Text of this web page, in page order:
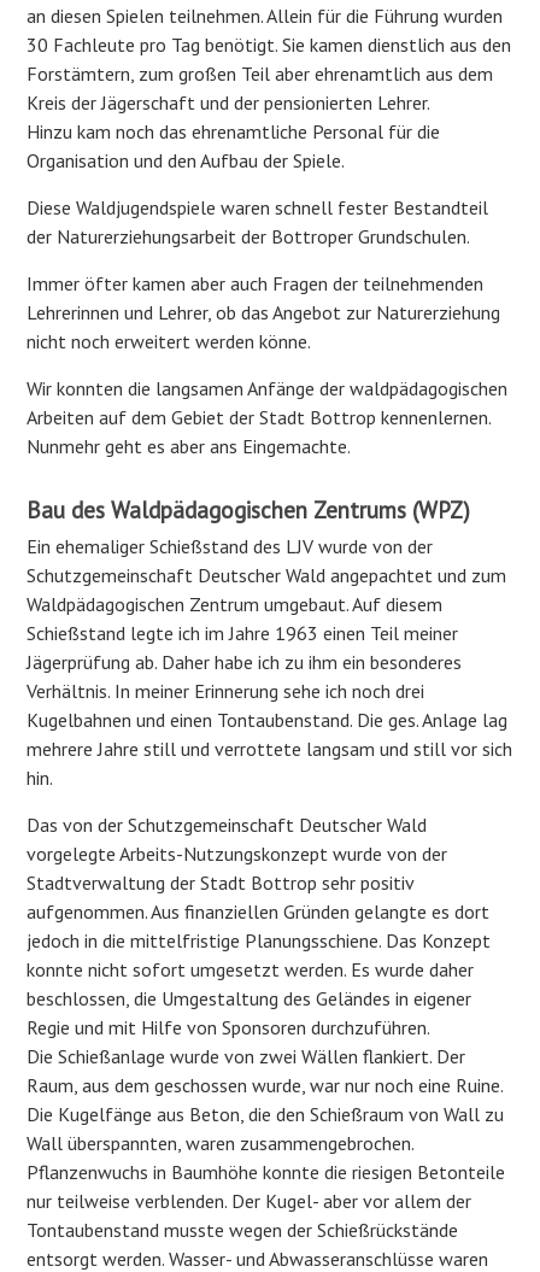
an diesen Spielen teilnehmen. Allein für die Führung wurden
30 Fachleute pro Tag benötigt. Sie kamen dienstlich aus den
Forstämtern, zum großen Teil aber ehrenamtlich aus dem
Kreis der Jägerschaft und der pensionierten Lehrer.
Hinzu kam noch das ehrenamtliche Personal für die
Organisation und den Aufbau der Spiele.
Diese Waldjugendspiele waren schnell fester Bestandteil
der Naturerziehungsarbeit der Bottroper Grundschulen.
Immer öfter kamen aber auch Fragen der teilnehmenden
Lehrerinnen und Lehrer, ob das Angebot zur Naturerziehung
nicht noch erweitert werden könne.
Wir konnten die langsamen Anfänge der waldpädagogischen
Arbeiten auf dem Gebiet der Stadt Bottrop kennenlernen.
Nunmehr geht es aber ans Eingemachte.
Bau des Waldpädagogischen Zentrums (WPZ)
Ein ehemaliger Schießstand des LJV wurde von der
Schutzgemeinschaft Deutscher Wald angepachtet und zum
Waldpädagogischen Zentrum umgebaut. Auf diesem
Schießstand legte ich im Jahre 1963 einen Teil meiner
Jägerprüfung ab. Daher habe ich zu ihm ein besonderes
Verhältnis. In meiner Erinnerung sehe ich noch drei
Kugelbahnen und einen Tontaubenstand. Die ges. Anlage lag
mehrere Jahre still und verrottete langsam und still vor sich
hin.
Das von der Schutzgemeinschaft Deutscher Wald
vorgelegte Arbeits-Nutzungskonzept wurde von der
Stadtverwaltung der Stadt Bottrop sehr positiv
aufgenommen. Aus finanziellen Gründen gelangte es dort
jedoch in die mittelfristige Planungsschiene. Das Konzept
konnte nicht sofort umgesetzt werden. Es wurde daher
beschlossen, die Umgestaltung des Geländes in eigener
Regie und mit Hilfe von Sponsoren durchzuführen.
Die Schießanlage wurde von zwei Wällen flankiert. Der
Raum, aus dem geschossen wurde, war nur noch eine Ruine.
Die Kugelfänge aus Beton, die den Schießraum von Wall zu
Wall überspannten, waren zusammengebrochen.
Pflanzenwuchs in Baumhöhe konnte die riesigen Betonteile
nur teilweise verblenden. Der Kugel- aber vor allem der
Tontaubenstand musste wegen der Schießrückstände
entsorgt werden. Wasser- und Abwasseranschlüsse waren